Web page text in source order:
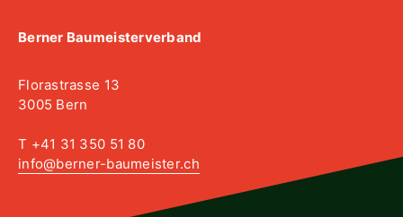
Berner Baumeisterverband
Florastrasse 13
3005 Bern
T +41 31 350 51 80
info@berner-baumeister.ch